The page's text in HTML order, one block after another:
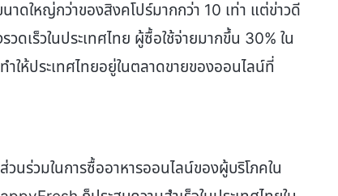
นาดใหญ่กว่าของสิงคโปร์มากกว่า 10 เท่า แต่ข่าวดี
ดเร็วในประเทศไทย ผู้ซื้อใช้จ่ายมากขึ้น 30% ใน
ห้ประเทศไทยอยู่ในตลาดขายของออนไลน์ที่
นร่วมในการซื้ออาหารออนไลน์ของผู้บริโภคใน